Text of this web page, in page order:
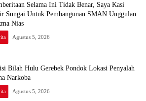
Selama Ini Tidak Benar, Saya Kasi
Sungai Untuk Pembangunan SMAN Unggulan
Nias
Agustus 5, 2026
Bilah Hulu Gerebek Pondok Lokasi Penyalah
Narkoba
Agustus 5, 2026